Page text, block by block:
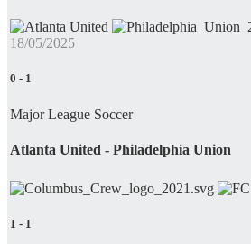
18/05/2025
0 - 1
Major League Soccer
Atlanta United - Philadelphia Union
1 - 1